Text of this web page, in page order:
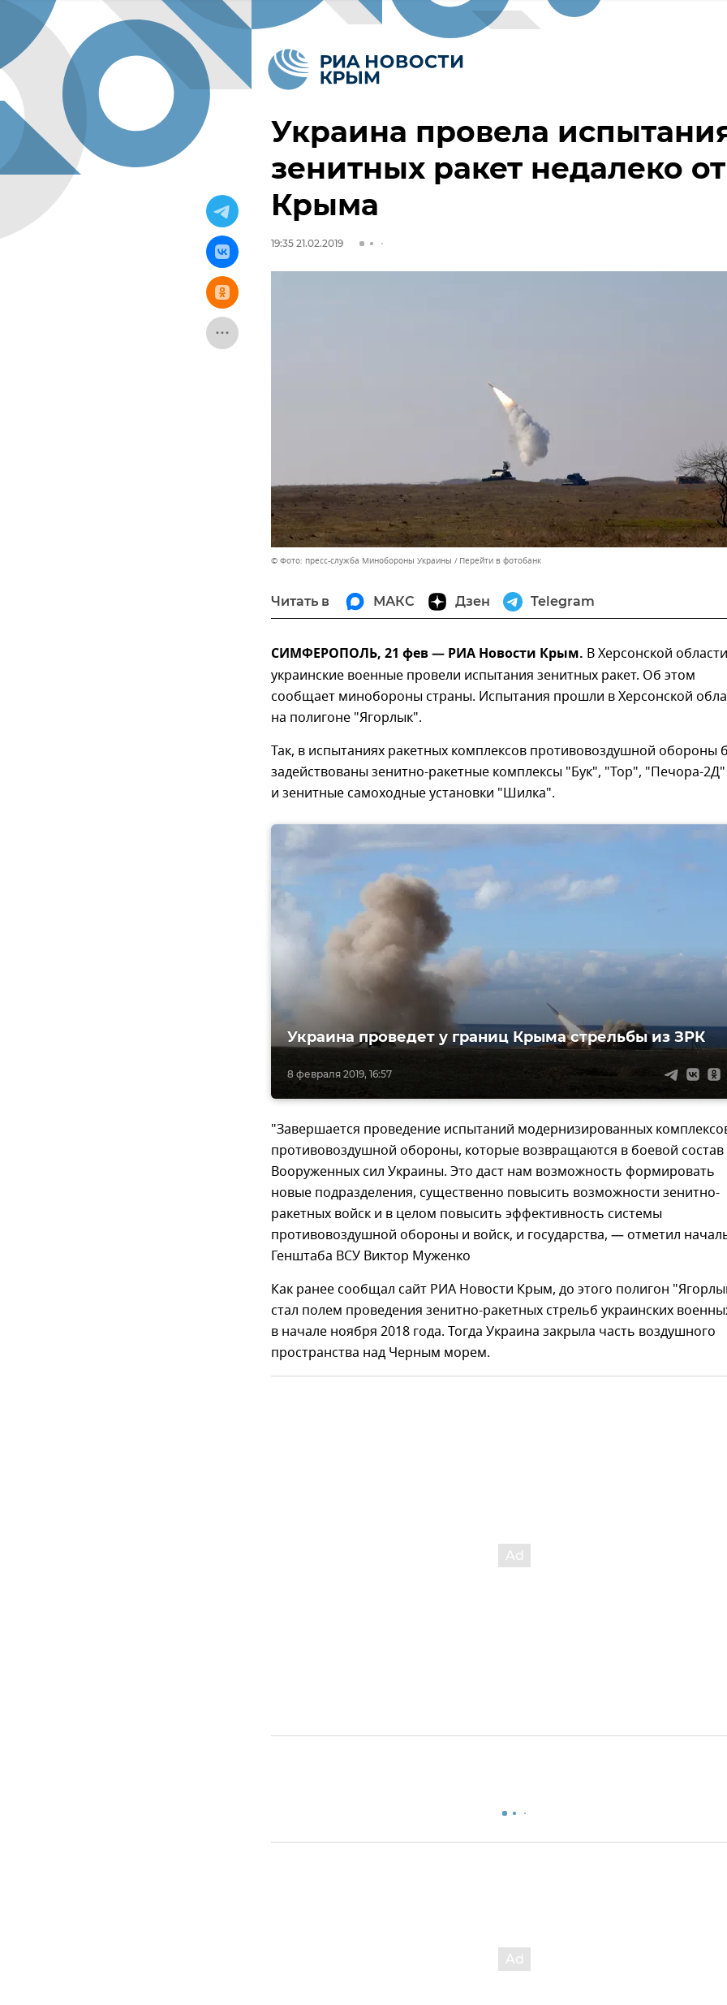
Украина провела
зенитных ракет недалеко от
Крыма
19:35 21.02.2019
© Фото: пресс-служба Минобороны Украины Перейти в фотобанк
Читать в МАКС Дзен Telegram
СИМФЕРОПОЛЬ, 21 фев — РИА Новости Крым. В Херсонской области
украинские военные провели испытания зенитных ракет. Об этом
сообщает минобороны страны. Испытания прошли в Херсонской
на полигоне "Ягорлык".
Так, в испытаниях ракетных комплексов противовоздушной обороны
задействованы зенитно-ракетные комплексы "Бук", "Тор", "Печора-2Д"
и зенитные самоходные установки "Шилка".
8 февраля 2019, 16:57
Украина проведет у границ Крыма стрельбы из ЗРК
"Завершается проведение испытаний модернизированных
противовоздушной обороны, которые возвращаются в боевой состав
Вооруженных сил Украины. Это даст нам возможность формировать
новые подразделения, существенно повысить возможности зенитно-
ракетных войск и в целом повысить эффективность системы
противовоздушной обороны и войск, и государства, — отметил
Генштаба ВСУ Виктор Муженко
Как ранее сообщал сайт РИА Новости Крым, до этого полигон
стал полем проведения зенитно-ракетных стрельб украинских
в начале ноября 2018 года. Тогда Украина закрыла часть воздушного
пространства над Черным морем.